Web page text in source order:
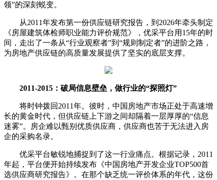
领”的深刻蜕变。
从2011年发布第一份供应链研究报告，到2026年牵头制定
《房屋建筑体检师职业能力评价规范》，优采平台用15年的时
间，走出了一条从“行业观察者”到“规则制定者”的进阶之路，
为房地产供应链的高质量发展提供了坚实的底层支撑。
2011-2015：破局信息壁垒，做行业的“探照灯”
将时钟拨回2011年。彼时，中国房地产市场正处于高速增
长的黄金时代，但供应链上下游之间却隔着一层厚厚的“信息
迷雾”。房企难以甄别优质供应商，供应商也苦于无法进入房
企的采购名录。
优采平台敏锐地捕捉到了这一行业痛点。根据记录，2011
年起，平台便开始持续发布《中国房地产开发企业TOP500首
选供应商研究报告》。在那个缺乏统一评价体系的年代，这份